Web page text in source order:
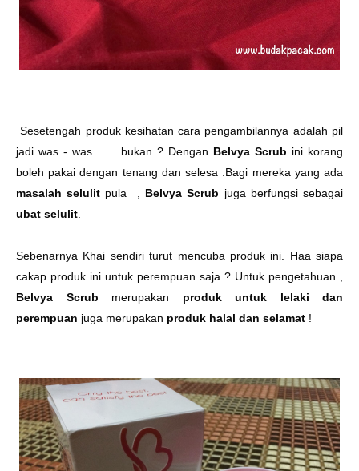
Sesetengah produk kesihatan cara pengambilannya adalah pil
jadi was - was bukan ? Dengan Belvya Scrub ini korang
boleh pakai dengan tenang dan selesa .Bagi mereka yang ada
masalah selulit pula , Belvya Scrub juga berfungsi sebagai
ubat selulit
Sebenarnya Khai sendiri turut mencuba produk ini. Haa siapa
cakap produk ini untuk perempuan saja ? Untuk pengetahuan ,
Belvya Scrub merupakan produk untuk lelaki dan
perempuan juga merupakan produk halal dan selamat !